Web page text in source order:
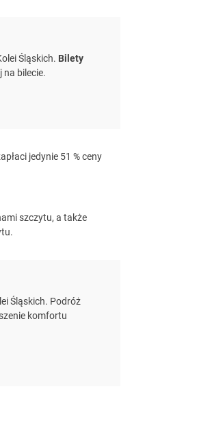
Śląskich. Bilety
bilecie.
jedynie 51 % ceny
szczytu, a także
Śląskich. Podróż
komfortu